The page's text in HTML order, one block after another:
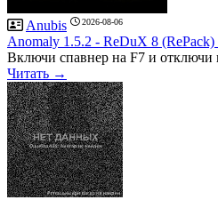
Anubis 2026-08-06
Anomaly 1.5.2 - ReDuX 8 (RePack)
Включи спавнер на F7 и отключи
Читать →